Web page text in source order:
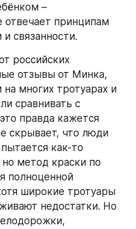
–
отвечает принципам
и связанности.
российских
отзывы от Минка,
многих тротуарах и
сравнивать с
правда кажется
скрывает, что люди
как-то
метод краски по
полноценной
широкие тротуары
недостатки. Но